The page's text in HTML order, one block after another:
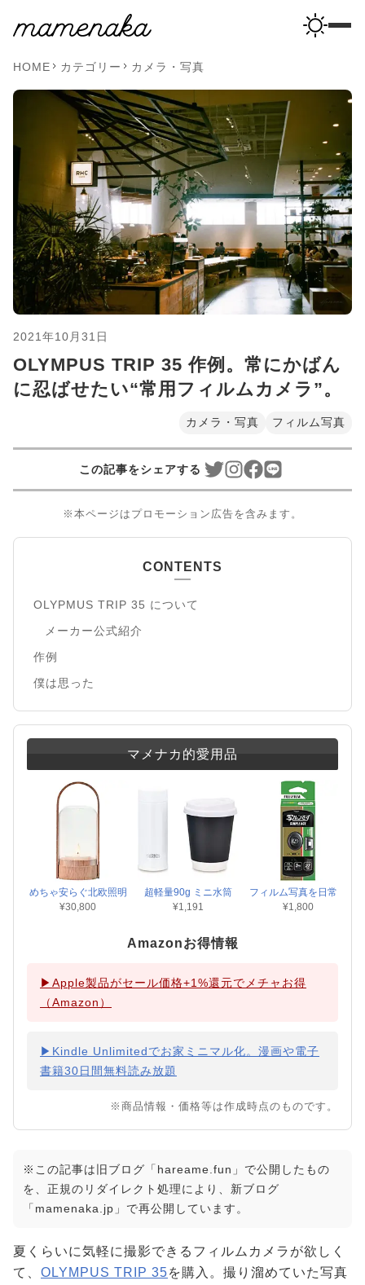
HOME カテゴリー カメラ・写真
2021年10月31日
OLYMPUS TRIP 35 作例。常にかばん
に忍ばせたい“常用フィルムカメラ”。
カメラ・写真 フィルム写真
この記事をシェアする
※本ページはプロモーション広告を含みます。
CONTENTS
OLYPMUS TRIP 35 について
メーカー公式紹介
作例
僕は思った
マメナカ的愛用品
めちゃ安らぐ北欧照明
¥30,800
超軽量90g ミニ水筒
¥1,191
フィルム写真を日常に
¥1,800
Amazonお得情報
▶Apple製品がセール価格+1%還元でメチャお得
（Amazon）
▶Kindle Unlimitedでお家ミニマル化。漫画や電子
書籍30日間無料読み放題
※商品情報・価格等は作成時点のものです。
※この記事は旧ブログ「hareame.fun」で公開したもの
を、正規のリダイレクト処理により、新ブログ
「mamenaka.jp」で再公開しています。
夏くらいに気軽に撮影できるフィルムカメラが欲しく
て、 OLYMPUS TRIP 35を購入。撮り溜めていた写真